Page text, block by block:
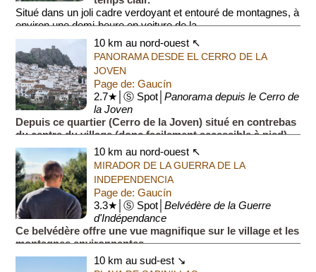
Situé dans un joli cadre verdoyant et entouré de montagnes, à
environ une demi-heure en voiture de la ...
10 km au nord-ouest ↖
PANORAMA DESDE EL CERRO DE LA
JOVEN
Page de: Gaucín
2.7★│Ⓢ Spot│Panorama depuis le Cerro de
la Joven
Depuis ce quartier (Cerro de la Joven) situé en contrebas
du centre du village (donc facilement accessible à pied),
beau panorama sur le village et le château.
10 km au nord-ouest ↖
MIRADOR DE LA GUERRA DE LA
INDEPENDENCIA
Page de: Gaucín
3.3★│Ⓢ Spot│Belvédère de la Guerre
d'Indépendance
Ce belvédère offre une vue magnifique sur le village et les
montagnes environnantes.
Ce site est nommé ainsi en mémoire des événements qui se
déroulèrent ici en 1810, lorsque les troupes de Napolé...
10 km au sud-est ↘